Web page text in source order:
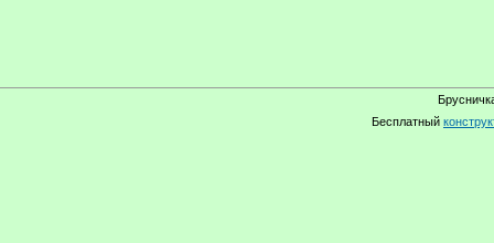
Бесплатный